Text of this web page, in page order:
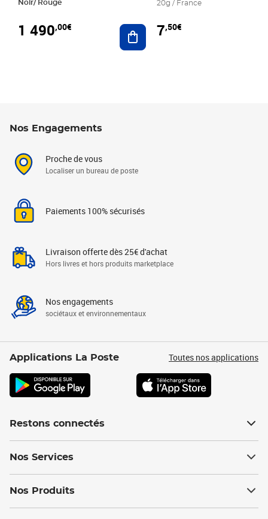
Noir/ Rouge
1 490,00€ Ajouter au panier
20g / France
7,50€
Nos Engagements
Proche de vous
Localiser un bureau de poste
Paiements 100% sécurisés
Livraison offerte dès 25€ d'achat
Hors livres et hors produits marketplace
Nos engagements
sociétaux et environnementaux
Applications La Poste Toutes nos applications
Restons connectés
Nos Services
Nos Produits